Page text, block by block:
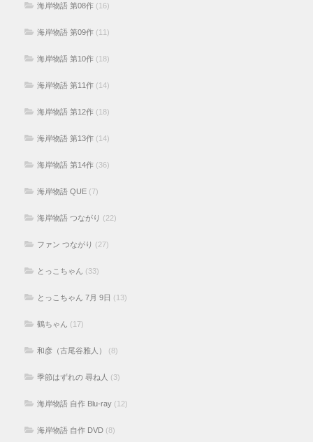
海岸物語 第08作 (16)
海岸物語 第09作 (11)
海岸物語 第10作 (18)
海岸物語 第11作 (14)
海岸物語 第12作 (18)
海岸物語 第13作 (14)
海岸物語 第14作 (36)
海岸物語 QUE (7)
海岸物語 つながり (22)
ファン つながり (27)
とっこちゃん (33)
とっこちゃん 7月 9日 (13)
鶴ちゃん (17)
和彦（古尾谷雅人） (8)
季節はずれの 尋ね人 (3)
海岸物語 自作 Blu-ray (12)
海岸物語 自作 DVD (8)